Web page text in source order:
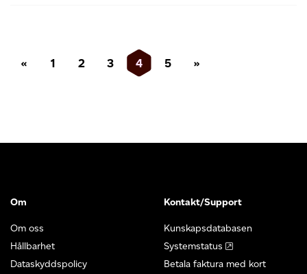
Inläggsnavigering
« 1 2 3 4 5 »
Om
Om oss
Hållbarhet
Dataskyddspolicy
Kontakt/Support
Kunskapsdatabasen
Systemstatus
Betala faktura med kort